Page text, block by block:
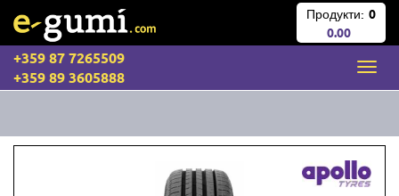
Продукти: 0
0.00
+359 87 7265509
+359 89 3605888